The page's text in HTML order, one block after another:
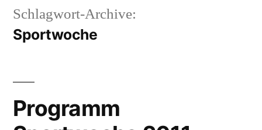
Schlagwort-Archive:
Sportwoche
Programm